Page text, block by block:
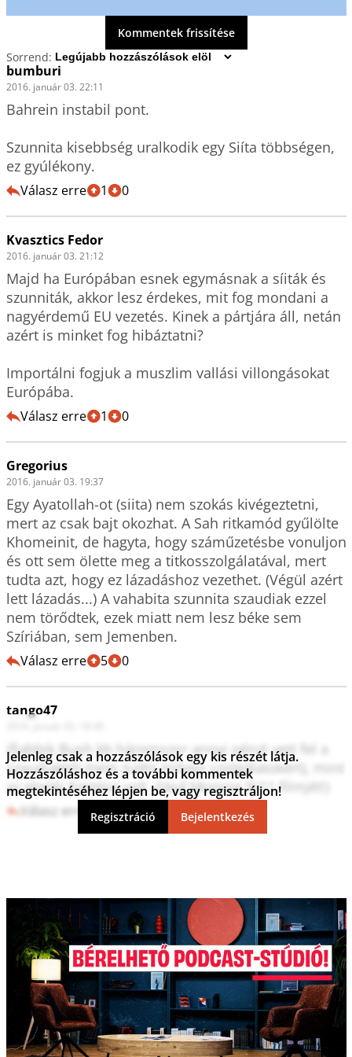
Kommentek frissítése
Sorrend:
bumburi
2016. január 03. 22:11
Bahrein instabil pont.
Szunnita kisebbség uralkodik egy Siíta többségen,
ez gyúlékony.
Válasz erre 1 0
Kvasztics Fedor
2016. január 03. 21:12
Majd ha Európában esnek egymásnak a síiták és
szunniták, akkor lesz érdekes, mit fog mondani a
nagyérdemű EU vezetés. Kinek a pártjára áll, netán
azért is minket fog hibáztatni?
Importálni fogjuk a muszlim vallási villongásokat
Európába.
Válasz erre 1 0
Gregorius
2016. január 03. 19:37
Egy Ayatollah-ot (siita) nem szokás kivégeztetni,
mert az csak bajt okozhat. A Sah ritkamód gyűlölte
Khomeinit, de hagyta, hogy száműzetésbe vonuljon
és ott sem ölette meg a titkosszolgálatával, mert
tudta azt, hogy ez lázadáshoz vezethet. (Végül azért
lett lázadás...) A vahabita szunnita szaudiak ezzel
nem törődtek, ezek miatt nem lesz béke sem
Szíriában, sem Jemenben.
Válasz erre 5 0
tango47
ifjabbik Bush kb háromszor annyi pénzt vett fel a
szaudiaktól (nem tudni milyen szolgálatokért), mint
az elnöki fizetése volt. (lásd Monroe 9/11 filmjét!)
Válasz erre 12 2
Jelenleg csak a hozzászólások egy kis részét látja.
Hozzászóláshoz és a további kommentek
megtekintéséhez lépjen be, vagy regisztráljon!
Regisztráció Bejelentkezés